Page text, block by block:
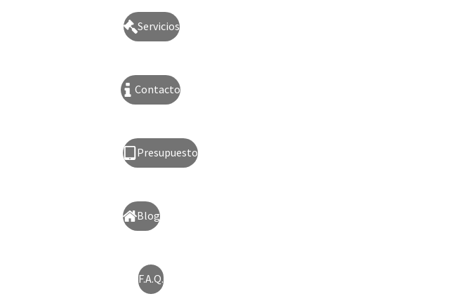
Servicios
Contacto
Presupuesto
Blog
F.A.Q.